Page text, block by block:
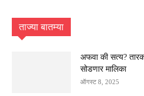
ताज्या बातम्या
अफवा की सत्य? तारक
सोडणार मालिका
ऑगस्ट 8, 2025